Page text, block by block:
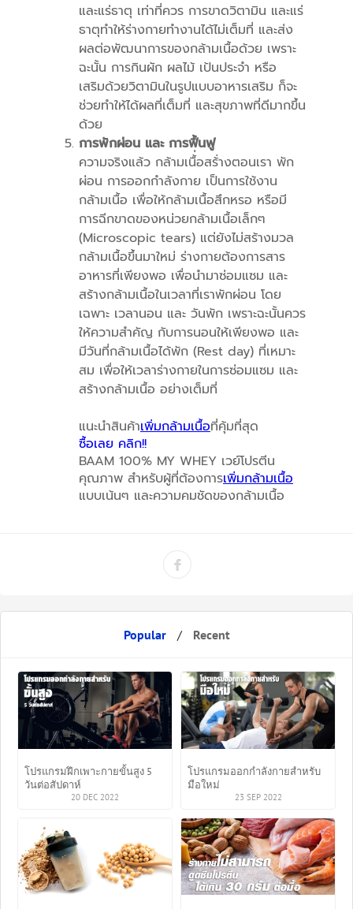
และแร่ธาตุ เท่าที่ควร การขาดวิตามิน และแร่
ธาตุทำให้ร่างกายทำงานได้ไม่เต็มที่ และส่ง
ผลต่อพัฒนาการของกล้ามเนื้อด้วย เพราะ
ฉะนั้น การกินผัก ผลไม้ เป้นประจำ หรือ
เสริมด้วยวิตามินในรูปแบบอาหารเสริม ก็จะ
ช่วยทำให้ได้ผลที่เต็มที่ และสุขภาพที่ดีมากขึ้น
ด้วย
การพักผ่อน และ การฟื้นฟู
ความจริงแล้ว กล้ามเนื้่อสร้่างตอนเรา พัก
ผ่อน การออกกำลังกาย เป็นการใช้งาน
กล้ามเนื้อ เพื่อให้กล้ามเนื้อสึกหรอ หรือมี
การฉีกขาดของหน่วยกล้ามเนื้อเล็กๆ
(Microscopic tears) แต่ยังไม่สร้างมวล
กล้ามเนื้อขึ้นมาใหม่ ร่างกายต้องการสาร
อาหารที่เพียงพอ เพื่อนำมาซ่อมแซม และ
สร้างกล้ามเนื้อในเวลาที่เราพักผ่อน โดย
เฉพาะ เวลานอน และ วันพัก เพราะฉะนั้นควร
ให้ความสำคัญ กับการนอนให้เพียงพอ และ
มีวันที่กล้ามเนื้อได้พัก (Rest day) ที่เหมาะ
สม เพื่อให้เวลาร่างกายในการซ่อมแซม และ
สร้างกล้ามเนื้อ อย่างเต็มที่
แนะนำสินค้าเพิ่มกล้ามเนื้อที่คุ้มที่สุด
ซื้อเลย คลิก!!
BAAM 100% MY WHEY เวย์โปรตีน
คุณภาพ สำหรับผู้ที่ต้องการเพิ่มกล้ามเนื้อ
แบบเน้นๆ และความคมชัดของกล้ามเนื้อ
Popular / Recent
โปรแกรมฝึกเพาะกายขั้นสูง 5
วันต่อสัปดาห์
20 DEC 2022
โปรแกรมออกกำลังกายสำหรับ
มือใหม่
23 SEP 2022